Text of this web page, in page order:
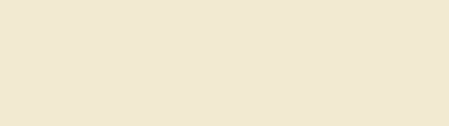
e a expressão corporal como principais ferramentas de intervenção no processo